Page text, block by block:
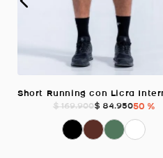
$ 169.900$ 84.95050 %